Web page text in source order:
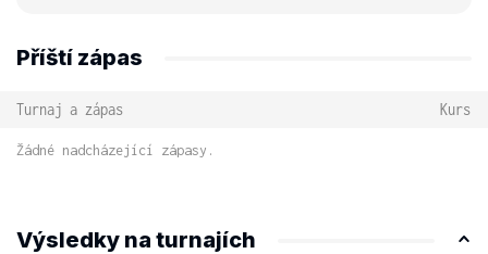
Příští zápas
Turnaj a zápas Kurs
Žádné nadcházející zápasy.
Výsledky na turnajích